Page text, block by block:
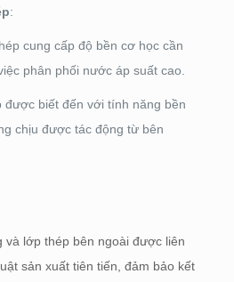
:
cung cấp độ bền cơ học cần
phân phối nước áp suất cao.
được biết đến với tính năng bền
chịu được tác động từ bên
và lớp thép bên ngoài được liên
sản xuất tiên tiến, đảm bảo kết